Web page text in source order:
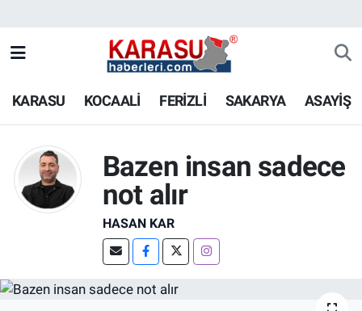
KARASU KOCAALİ FERİZLİ SAKARYA ASAYİŞ
Bazen insan sadece
not alır
HASAN KAR